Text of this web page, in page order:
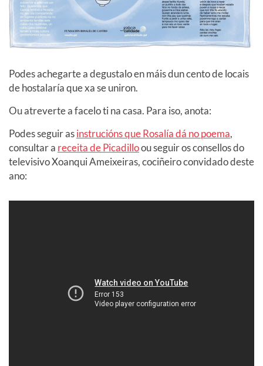
Podes achegarte a degustalo en máis dun cento de locais
de hostalaría que xa se uniron.
Ou atreverte a facelo ti na casa. Para iso, anota:
Podes seguir asinstrucións que Rosalía dá no poema,
consultar a receita de Picadilloou seguir os consellos do
televisivo Xoanqui Ameixeiras, cociñeiro convidado deste
ano: